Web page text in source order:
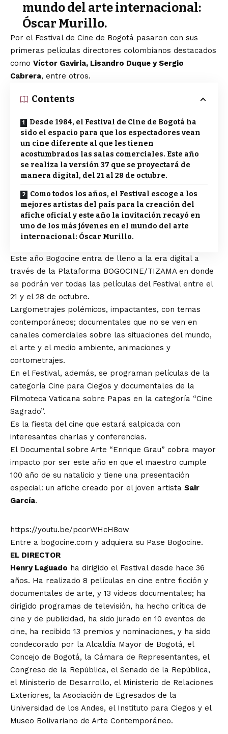
mundo del arte internacional:
Óscar Murillo.
Por el Festival de Cine de Bogotá pasaron con sus
primeras películas directores colombianos destacados
como Víctor Gaviria, Lisandro Duque y Sergio
Cabrera, entre otros.
Contents
Desde 1984, el Festival de Cine de Bogotá ha
sido el espacio para que los espectadores vean
un cine diferente al que les tienen
acostumbrados las salas comerciales. Este año
se realiza la versión 37 que se proyectará de
manera digital, del 21 al 28 de octubre.
Como todos los años, el Festival escoge a los
mejores artistas del país para la creación del
afiche oficial y este año la invitación recayó en
uno de los más jóvenes en el mundo del arte
internacional: Óscar Murillo.
Este año Bogocine entra de lleno a la era digital a
través de la Plataforma BOGOCINE/TIZAMA en donde
se podrán ver todas las películas del Festival entre el
21 y el 28 de octubre.
Largometrajes polémicos, impactantes, con temas
contemporáneos; documentales que no se ven en
canales comerciales sobre las situaciones del mundo,
el arte y el medio ambiente, animaciones y
cortometrajes.
En el Festival, además, se programan películas de la
categoría Cine para Ciegos y documentales de la
Filmoteca Vaticana sobre Papas en la categoría “Cine
Sagrado”.
Es la fiesta del cine que estará salpicada con
interesantes charlas y conferencias.
El Documental sobre Arte “Enrique Grau” cobra mayor
impacto por ser este año en que el maestro cumple
100 año de su natalicio y tiene una presentación
especial: un afiche creado por el joven artista Sair
García.
https://youtu.be/pcorWHcH8ow
Entre a bogocine.com y adquiera su Pase Bogocine.
EL DIRECTOR
Henry Laguado ha dirigido el Festival desde hace 36
años. Ha realizado 8 películas en cine entre ficción y
documentales de arte, y 13 videos documentales; ha
dirigido programas de televisión, ha hecho crítica de
cine y de publicidad, ha sido jurado en 10 eventos de
cine, ha recibido 13 premios y nominaciones, y ha sido
condecorado por la Alcaldía Mayor de Bogotá, el
Concejo de Bogotá, la Cámara de Representantes, el
Congreso de la República, el Senado de la República,
el Ministerio de Desarrollo, el Ministerio de Relaciones
Exteriores, la Asociación de Egresados de la
Universidad de los Andes, el Instituto para Ciegos y el
Museo Bolivariano de Arte Contemporáneo.